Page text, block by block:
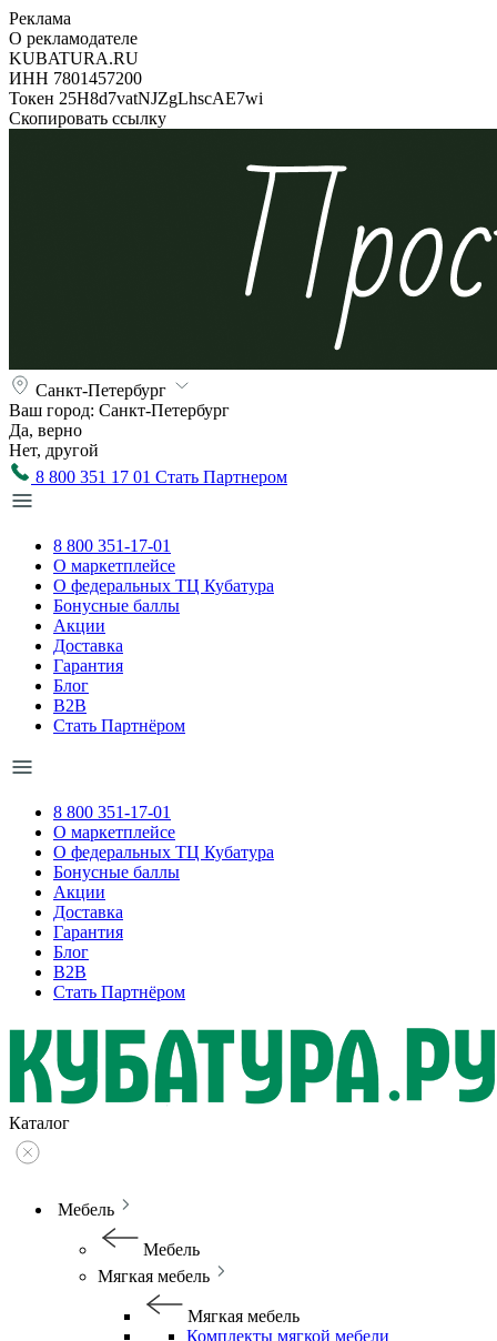
Реклама
О рекламодателе
KUBATURA.RU
ИНН 7801457200
Токен 25H8d7vatNJZgLhscAE7wi
Скопировать ссылку
Санкт-Петербург
Ваш город: Санкт-Петербург
Да, верно
Нет, другой
8 800 351 17 01 Стать Партнером
8 800 351-17-01
О маркетплейсе
О федеральных ТЦ Кубатура
Бонусные баллы
Акции
Доставка
Гарантия
Блог
B2B
Стать Партнёром
8 800 351-17-01
О маркетплейсе
О федеральных ТЦ Кубатура
Бонусные баллы
Акции
Доставка
Гарантия
Блог
B2B
Стать Партнёром
Каталог
Мебель
Мебель
Мягкая мебель
Мягкая мебель
Комплекты мягкой мебели